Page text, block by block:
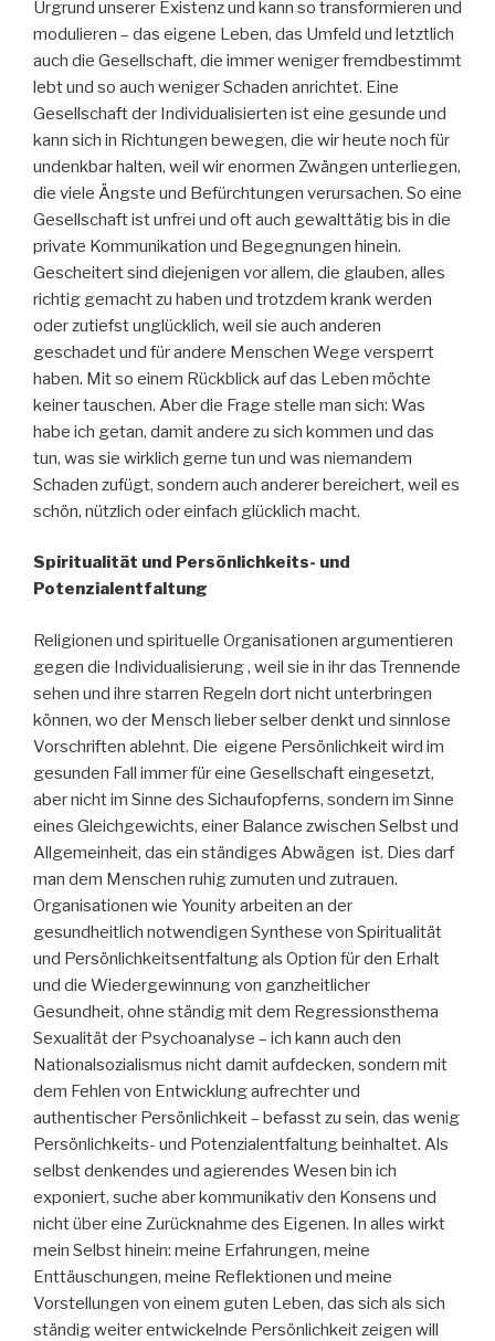
Urgrund unserer Existenz und kann so transformieren und
modulieren – das eigene Leben, das Umfeld und letztlich
auch die Gesellschaft, die immer weniger fremdbestimmt
lebt und so auch weniger Schaden anrichtet. Eine
Gesellschaft der Individualisierten ist eine gesunde und
kann sich in Richtungen bewegen, die wir heute noch für
undenkbar halten, weil wir enormen Zwängen unterliegen,
die viele Ängste und Befürchtungen verursachen. So eine
Gesellschaft ist unfrei und oft auch gewalttätig bis in die
private Kommunikation und Begegnungen hinein.
Gescheitert sind diejenigen vor allem, die glauben, alles
richtig gemacht zu haben und trotzdem krank werden
oder zutiefst unglücklich, weil sie auch anderen
geschadet und für andere Menschen Wege versperrt
haben. Mit so einem Rückblick auf das Leben möchte
keiner tauschen. Aber die Frage stelle man sich: Was
habe ich getan, damit andere zu sich kommen und das
tun, was sie wirklich gerne tun und was niemandem
Schaden zufügt, sondern auch anderer bereichert, weil es
schön, nützlich oder einfach glücklich macht.
Spiritualität und Persönlichkeits- und
Potenzialentfaltung
Religionen und spirituelle Organisationen argumentieren
gegen die Individualisierung , weil sie in ihr das Trennende
sehen und ihre starren Regeln dort nicht unterbringen
können, wo der Mensch lieber selber denkt und sinnlose
Vorschriften ablehnt. Die eigene Persönlichkeit wird im
gesunden Fall immer für eine Gesellschaft eingesetzt,
aber nicht im Sinne des Sichaufopferns, sondern im Sinne
eines Gleichgewichts, einer Balance zwischen Selbst und
Allgemeinheit, das ein ständiges Abwägen ist. Dies darf
man dem Menschen ruhig zumuten und zutrauen.
Organisationen wie Younity arbeiten an der
gesundheitlich notwendigen Synthese von Spiritualität
und Persönlichkeitsentfaltung als Option für den Erhalt
und die Wiedergewinnung von ganzheitlicher
Gesundheit, ohne ständig mit dem Regressionsthema
Sexualität der Psychoanalyse – ich kann auch den
Nationalsozialismus nicht damit aufdecken, sondern mit
dem Fehlen von Entwicklung aufrechter und
authentischer Persönlichkeit – befasst zu sein, das wenig
Persönlichkeits- und Potenzialentfaltung beinhaltet. Als
selbst denkendes und agierendes Wesen bin ich
exponiert, suche aber kommunikativ den Konsens und
nicht über eine Zurücknahme des Eigenen. In alles wirkt
mein Selbst hinein: meine Erfahrungen, meine
Enttäuschungen, meine Reflektionen und meine
Vorstellungen von einem guten Leben, das sich als sich
ständig weiter entwickelnde Persönlichkeit zeigen will